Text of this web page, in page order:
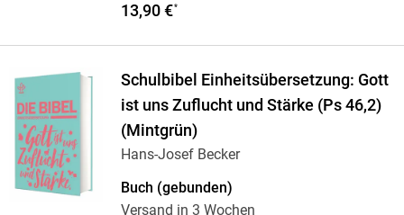
13,90 €*
Schulbibel Einheitsübersetzung: Gott
ist uns Zuflucht und Stärke (Ps 46,2)
(Mintgrün)
Hans-Josef Becker
Buch (gebunden)
Versand in 3 Wochen